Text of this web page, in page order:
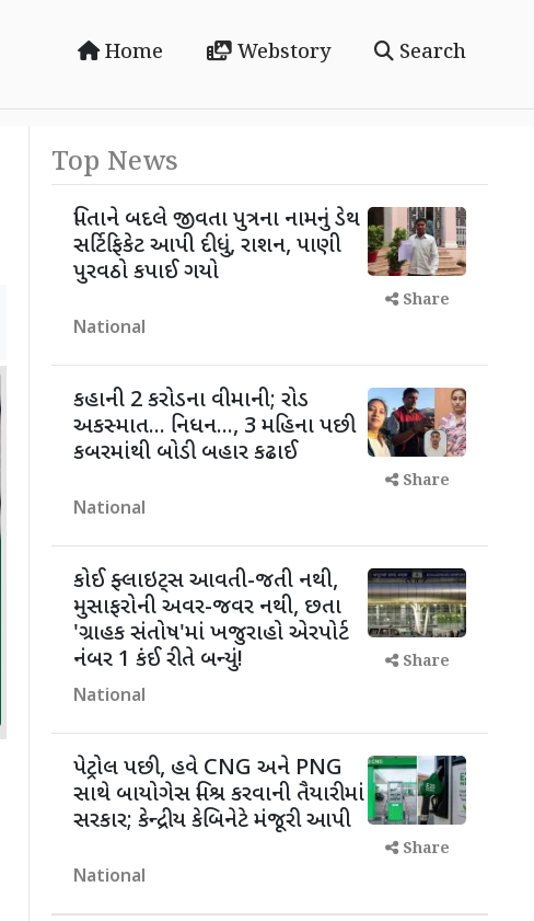
Home Webstory Search
Top News
પિતાને બદલે જીવતા પુત્રના નામનું ડેથ
સર્ટિફિકેટ આપી દીધું, રાશન, પાણી
પુરવઠો કપાઈ ગયો
National
Share
કહાની 2 કરોડના વીમાની; રોડ
અકસ્માત... નિધન..., 3 મહિના પછી
કબરમાંથી બોડી બહાર કઢાઈ
National
Share
કોઈ ફ્લાઇટ્સ આવતી-જતી નથી,
મુસાફરોની અવર-જવર નથી, છતા
'ગ્રાહક સંતોષ'માં ખજુરાહો એરપોર્ટ
નંબર 1 કંઈ રીતે બન્યું!
National
Share
પેટ્રોલ પછી, હવે CNG અને PNG
સાથે બાયોગેસ મિશ્ર કરવાની તૈયારીમાં
સરકાર; કેન્દ્રીય કેબિનેટે મંજૂરી આપી
National
Share